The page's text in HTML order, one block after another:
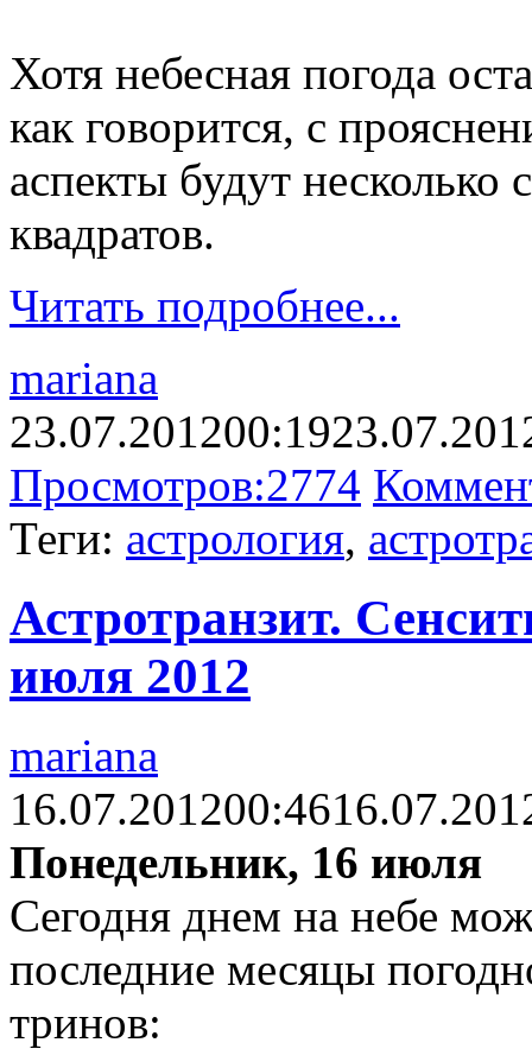
Хотя небесная погода
как говорится, с
аспекты будут несколько
квадратов.
Читать подробнее...
mariana
23.07.201200:19
Просмотров:2774
Теги: астрология,
Астротранзит.
июля 2012
mariana
16.07.201200:46
Понедельник, 16 июля
Сегодня днем на небе
последние месяцы
тринов: